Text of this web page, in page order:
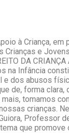
à Criança,
Crianças e
DA
na Infância
e dos abusos
de, forma
mais, tomamos
crianças.
Professor
que promove